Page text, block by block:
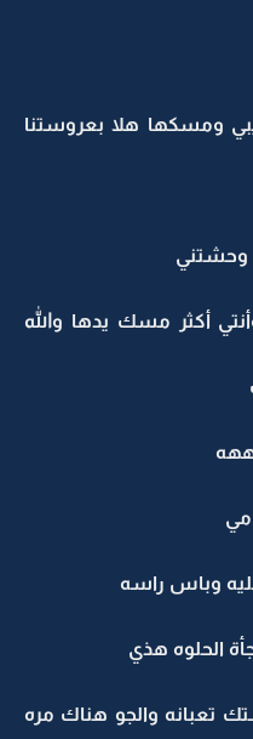
ومسكها هلا بعروستنا
وحشتني
أكثر مسك يدها والله
وباس راسه
الحلوه هذي
تعبانه والجو هناك مره